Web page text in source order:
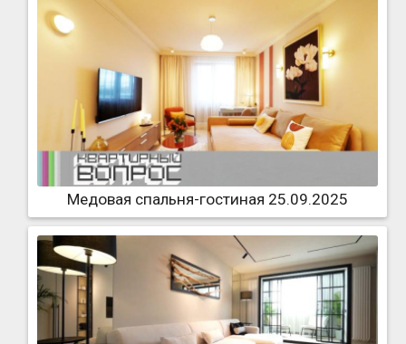
Медовая спальня-гостиная 25.09.2025